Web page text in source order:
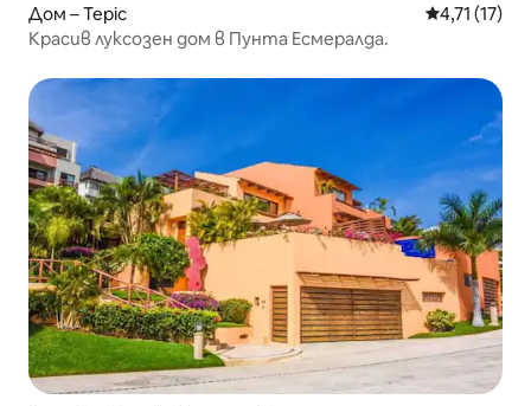
Дом – Tepic Средна
4,71 (17)
Красив луксозен дом в Пунта Есмералда.